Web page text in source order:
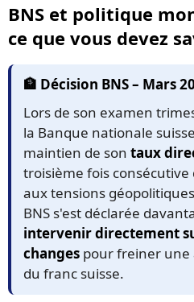
BNS et politique
ce que vous devez
🏦 Décision BNS – Mars
Lors de son examen
la Banque nationale
maintien de son taux
troisième fois consécutive
aux tensions
BNS s'est déclarée
intervenir directement
changes pour freiner une
du franc suisse.